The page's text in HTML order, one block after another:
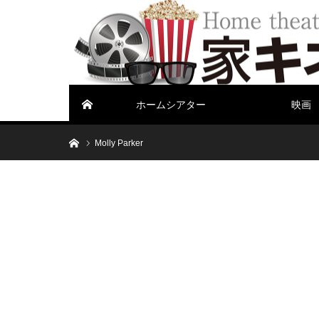
ホームシアター 映画
ホームMolly Parker